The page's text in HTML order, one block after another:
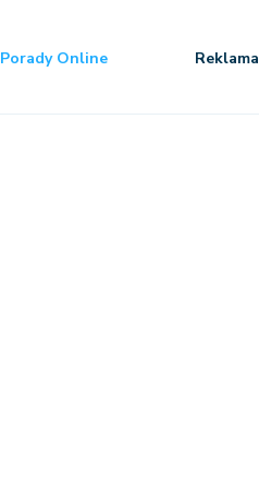
Porady Online Reklama